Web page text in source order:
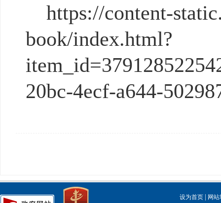
https://content-
book/index.html?
20bc-4ecf-a644-
设为首页
网